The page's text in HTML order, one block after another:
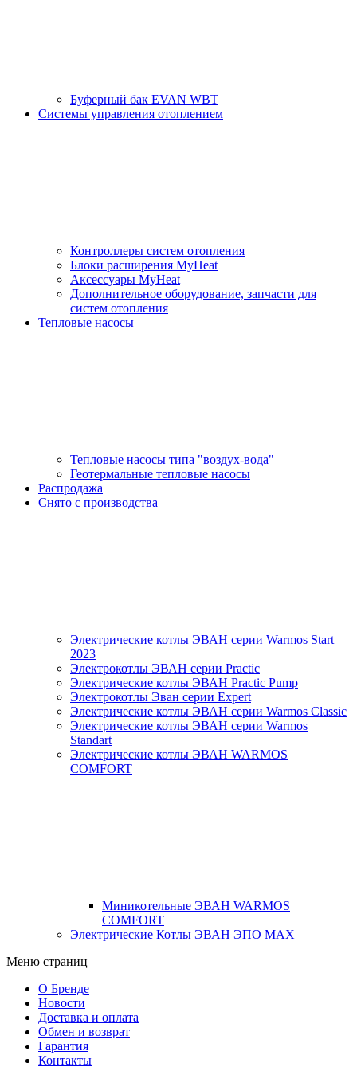
Буферный бак EVAN WBT
Системы управления отоплением
Контроллеры систем отопления
Блоки расширения MyHeat
Аксессуары MyHeat
Дополнительное оборудование, запчасти для
систем отопления
Тепловые насосы
Тепловые насосы типа "воздух-вода"
Геотермальные тепловые насосы
Распродажа
Снято с производства
Электрические котлы ЭВАН серии Warmos Start
2023
Электрокотлы ЭВАН серии Practic
Электрические котлы ЭВАН Practic Pump
Электрокотлы Эван серии Expert
Электрические котлы ЭВАН серии Warmos Classic
Электрические котлы ЭВАН серии Warmos
Standart
Электрические котлы ЭВАН WARMOS
COMFORT
Миникотельные ЭВАН WARMOS
COMFORT
Электрические Котлы ЭВАН ЭПО MAX
Меню страниц
О Бренде
Новости
Доставка и оплата
Обмен и возврат
Гарантия
Контакты